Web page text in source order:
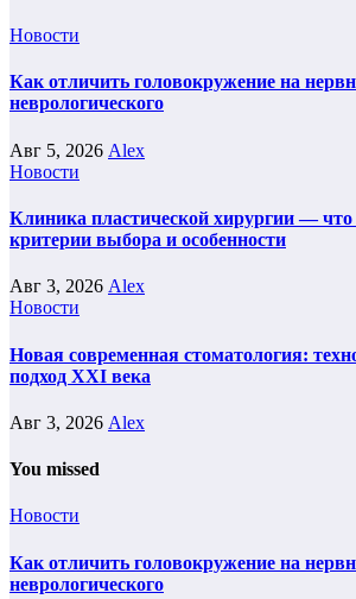
Новости
Как отличить головокружение на
неврологического
Авг 5, 2026 Alex
Новости
Клиника пластической хирургии — что
критерии выбора и особенности
Авг 3, 2026 Alex
Новости
Новая современная стоматология:
подход XXI века
Авг 3, 2026 Alex
You missed
Новости
Как отличить головокружение на
неврологического